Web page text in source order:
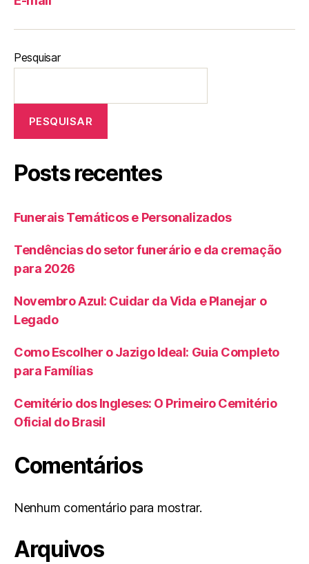
Pesquisar
PESQUISAR
Posts recentes
Funerais Temáticos e Personalizados
Tendências do setor funerário e da cremação
para 2026
Novembro Azul: Cuidar da Vida e Planejar o
Legado
Como Escolher o Jazigo Ideal: Guia Completo
para Famílias
Cemitério dos Ingleses: O Primeiro Cemitério
Oficial do Brasil
Comentários
Nenhum comentário para mostrar.
Arquivos